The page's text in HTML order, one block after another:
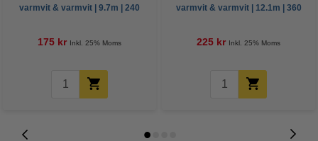
varmvit & varmvit | 9.7m | 240
175 kr Inkl. 25% Moms
varmvit & varmvit | 12.1m | 360
225 kr Inkl. 25% Moms